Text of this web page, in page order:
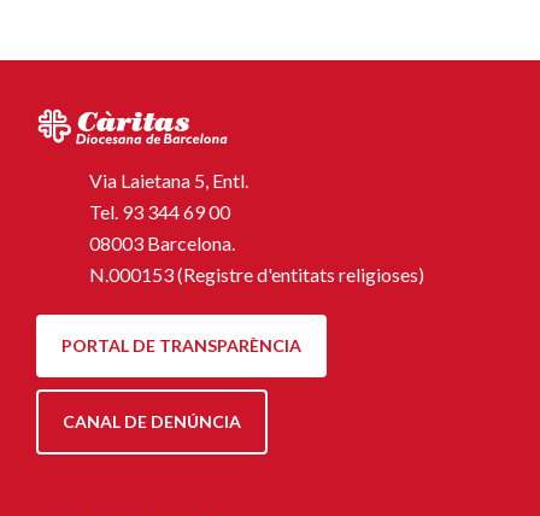
Via Laietana 5, Entl.
Tel. 93 344 69 00
08003 Barcelona.
N.000153 (Registre d'entitats religioses)
PORTAL DE TRANSPARÈNCIA
CANAL DE DENÚNCIA